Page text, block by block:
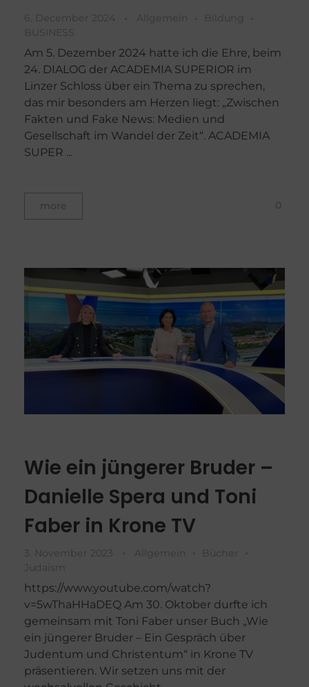
6. December 2024 Allgemein
Bildung
BUSINESS
Am 5. Dezember 2024 hatte ich die Ehre, beim
24. DIALOG der ACADEMIA SUPERIOR im
Linzer Schloss über ein Thema zu sprechen,
das mir besonders am Herzen liegt: „Zwischen
Fakten und Fake News: Medien und
Gesellschaft im Wandel der Zeit“. ACADEMIA
SUPER ...
more 0
Wie ein jüngerer Bruder –
Danielle Spera und Toni
Faber in Krone TV
3. November 2023 Allgemein
Bücher
Judaism
https://www.youtube.com/watch?
v=5wThaHHaDEQ Am 30. Oktober durfte ich
gemeinsam mit Toni Faber unser Buch „Wie
ein jüngerer Bruder – Ein Gespräch über
Judentum und Christentum“ in Krone TV
präsentieren. Wir setzen uns mit der